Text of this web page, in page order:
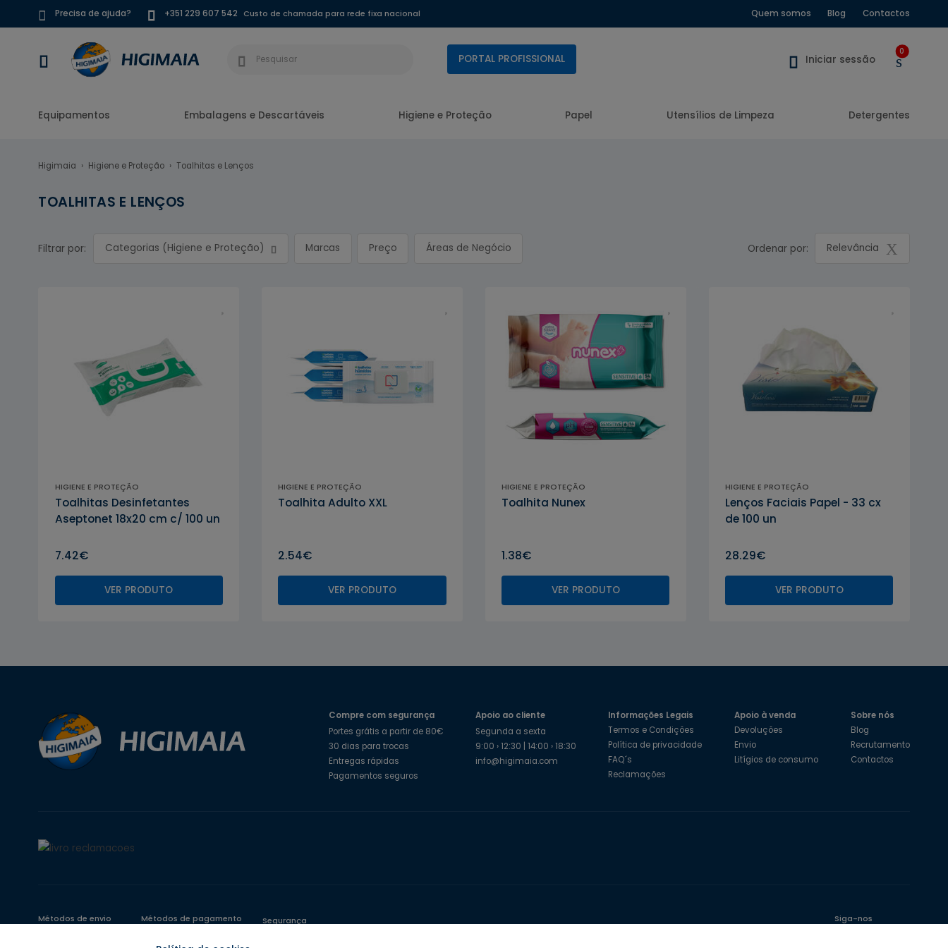
Precisa de ajuda? +351 229 607 542 Custo de chamada para rede fixa nacional Quem somos Blog Contactos
PORTAL PROFISSIONAL Iniciar sessão
0
Equipamentos Embalagens e Descartáveis Higiene e Proteção Papel Utensílios de Limpeza Detergentes
Higimaia Higiene e Proteção Toalhitas e Lenços
TOALHITAS E LENÇOS
Filtrar por: Categorias (Higiene e Proteção) Marcas Preço Áreas de Negócio Ordenar por: Relevância
HIGIENE E PROTEÇÃO
Toalhitas Desinfetantes
Aseptonet 18x20 cm c/ 100 un
7.42€
VER PRODUTO
HIGIENE E PROTEÇÃO
Toalhita Adulto XXL
2.54€
VER PRODUTO
HIGIENE E PROTEÇÃO
Toalhita Nunex
1.38€
VER PRODUTO
HIGIENE E PROTEÇÃO
Lenços Faciais Papel - 33 cx
de 100 un
28.29€
VER PRODUTO
Compre com segurança
Portes grátis a partir de 80€
30 dias para trocas
Entregas rápidas
Pagamentos seguros
Apoio ao cliente
Segunda a sexta
9:00 › 12:30 | 14:00 › 18:30
info@higimaia.com
Informações Legais
Termos e Condições
Política de privacidade
FAQ´s
Reclamações
Apoio à venda
Devoluções
Envio
Litígios de consumo
Sobre nós
Blog
Recrutamento
Contactos
Métodos de envio Métodos de pagamento Segurança Siga-nos